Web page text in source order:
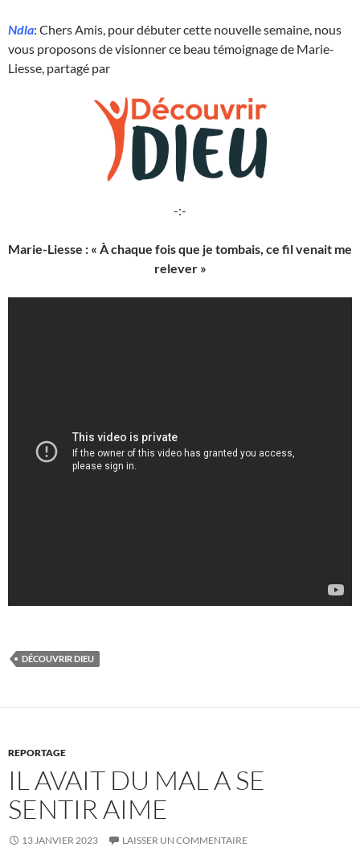
Ndla: Chers Amis, pour débuter cette nouvelle semaine, nous
vous proposons de visionner ce beau témoignage de Marie-
Liesse, partagé par
-:-
Marie-Liesse : « À chaque fois que je tombais, ce fil venait me
relever »
DÉCOUVRIR DIEU
REPORTAGE
IL AVAIT DU MAL A SE
SENTIR AIME
13 JANVIER 2023 LAISSER UN COMMENTAIRE